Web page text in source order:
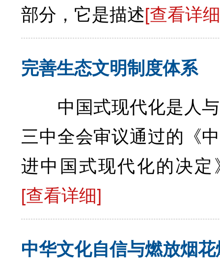
部分，它是描述[查看详
完善生态文明制度体系
中国式现代化是人与
三中全会审议通过的《
进中国式现代化的决
[查看详细]
中华文化自信与燃放烟